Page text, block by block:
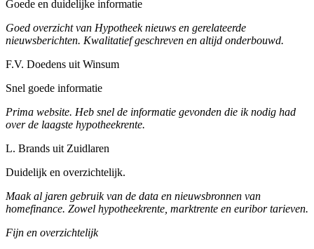
Goede en duidelijke informatie
Goed overzicht van Hypotheek nieuws en gerelateerde
nieuwsberichten. Kwalitatief geschreven en altijd onderbouwd.
F.V. Doedens uit Winsum
Snel goede informatie
Prima website. Heb snel de informatie gevonden die ik nodig had
over de laagste hypotheekrente.
L. Brands uit Zuidlaren
Duidelijk en overzichtelijk.
Maak al jaren gebruik van de data en nieuwsbronnen van
homefinance. Zowel hypotheekrente, marktrente en euribor tarieven.
Fijn en overzichtelijk